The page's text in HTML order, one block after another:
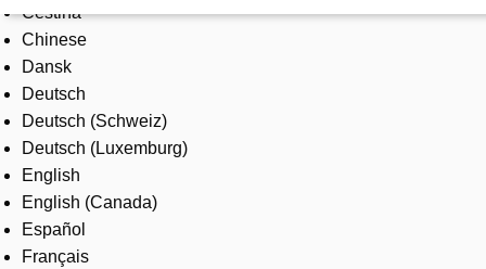
Products & Solutions
Industries
Services
About us
Where to buy
Contact us
Careers
Čeština
Chinese
Dansk
Deutsch
Deutsch (Schweiz)
Deutsch (Luxemburg)
English
English (Canada)
Español
Français